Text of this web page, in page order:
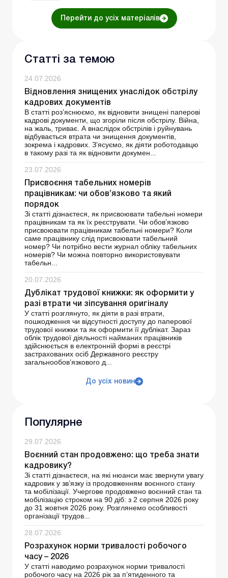
Перейти до усіх матеріалів
Статті за темою
24.07.2026
Відновлення знищених унаслідок обстрілу
кадрових документів
В статті роз’яснюємо, як відновити знищені паперові
кадрові документи, що згоріли після обстрілу. Війна,
на жаль, триває. А внаслідок обстрілів і руйнувань
відбувається втрата чи знищення документів,
зокрема і кадрових. З’ясуємо, як діяти роботодавцю
в такому разі та як відновити докумен...
23.07.2026
Присвоєння табельних номерів
працівникам: чи обов’язково та який
порядок
Зі статті дізнаєтеся, як присвоювати табельні номери
працівникам та як їх реєструвати. Чи обов’язково
присвоювати працівникам табельні номери? Коли
саме працівнику слід присвоювати табельний
номер? Чи потрібно вести журнал обліку табельних
номерів? Чи можна повторно використовувати
табельн...
20.07.2026
Дублікат трудової книжки: як оформити у
разі втрати чи зіпсування оригіналу
У статті розглянуто, як діяти в разі втрати,
пошкодження чи відсутності доступу до паперової
трудової книжки та як оформити її дублікат. Зараз
облік трудової діяльності найманих працівників
здійснюється в електронній формі в реєстрі
застрахованих осіб Державного реєстру
загальнообов’язкового д...
До усіх новин
Популярне
29.07.2026
Воєнний стан продовжено: що треба знати
кадровику?
Зі статті дізнаєтеся, на які нюанси має звернути увагу
кадровик у зв’язку із продовженням воєнного стану
та мобілізації. Учергове продовжено воєнний стан та
мобілізацію строком на 90 діб: з 2 серпня 2026 року
до 31 жовтня 2026 року. Розглянемо особливості
організації трудов...
28.07.2026
Розрахунок норми тривалості робочого
часу – 2026
У статті наводимо розрахунок норми тривалості
робочого часу на 2026 рік за п’ятиденного та